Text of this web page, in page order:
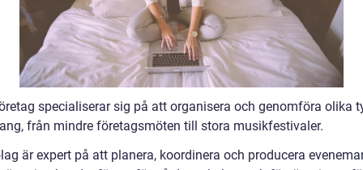
specialiserar sig på att organisera och genomföra olika
från mindre företagsmöten till stora musikfestivaler.
är expert på att planera, koordinera och producera